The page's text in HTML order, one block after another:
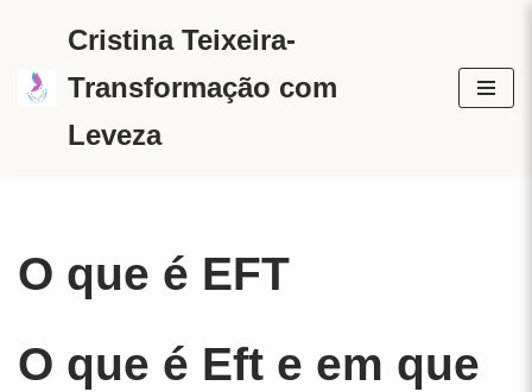
para
Cristina Teixeira-
Transformação com
Leveza
O que é EFT
O que é Eft e em que